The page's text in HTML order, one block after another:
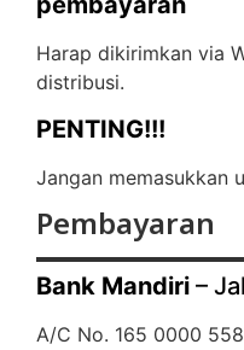
Harap dikirimkan via
distribusi.
PENTING!!!
Jangan memasukkan
Pembayaran
Bank Mandiri –
A/C No. 165 0000